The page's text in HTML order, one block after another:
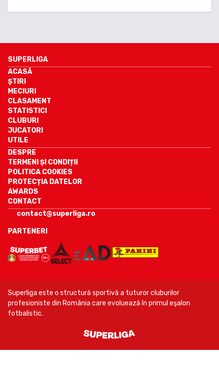
SUPERLIGA
ACASĂ
ȘTIRI
MECIURI
CLASAMENT
STATISTICI
CLUBURI
JUCATORI
UTILE
DESPRE
TERMENI ȘI CONDIȚII
POLITICA COOKIES
PROTECȚIA DATELOR
AWARDS
CONTACT
contact@superliga.ro
PARTENERI
Superliga este o structură sportivă a tuturor cluburilor
profesioniste din România care evoluează în primul eşalon
fotbalistic.